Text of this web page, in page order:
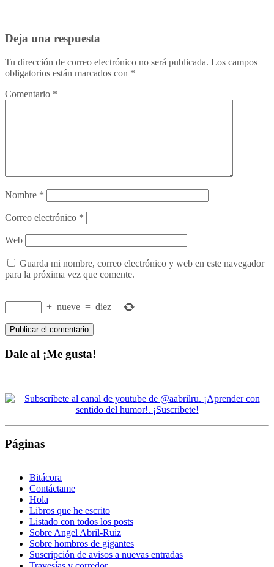
Deja una respuesta
Tu dirección de correo electrónico no será publicada. Los campos
obligatorios están marcados con *
Comentario *
Nombre *
Correo electrónico *
Web
Guarda mi nombre, correo electrónico y web en este navegador
para la próxima vez que comente.
+ nueve = diez
Dale al ¡Me gusta!
Páginas
Bitácora
Contáctame
Hola
Libros que he escrito
Listado con todos los posts
Sobre Angel Abril-Ruiz
Sobre hombros de gigantes
Suscripción de avisos a nuevas entradas